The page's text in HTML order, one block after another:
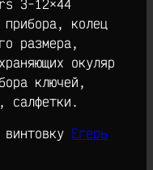
3-12×44
прибора, колец
размера,
окуляр
ключей,
салфетки.
Егерь